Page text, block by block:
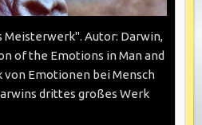
Meisterwerk". Autor: Darwin,
of the Emotions in Man and
von Emotionen bei Mensch
drittes großes Werk